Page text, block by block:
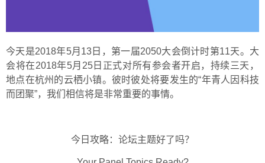
今天是2018年5月13日，第一届2050大会倒计时第11天。大
会将在2018年5月25日正式对所有参会者开启，持续三天，
地点在杭州的云栖小镇。彼时彼处将要发生的“年青人因科技
而团聚”，我们相信将是非常重要的事情。
今日攻略：论坛主题好了吗？